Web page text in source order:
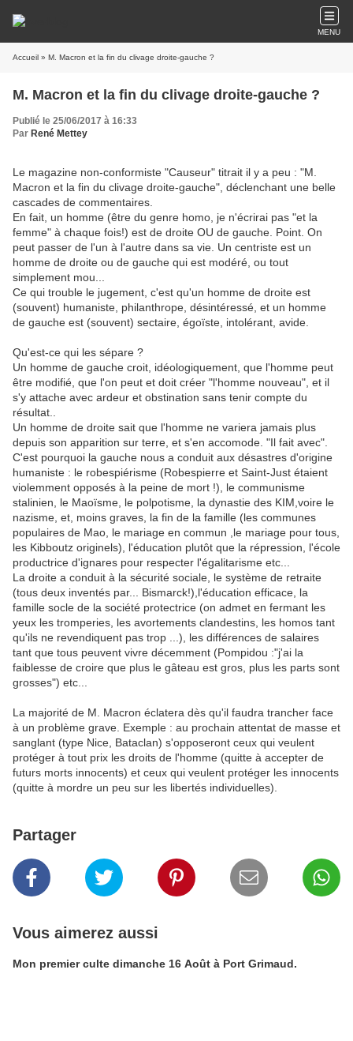
MENU
Accueil » M. Macron et la fin du clivage droite-gauche ?
M. Macron et la fin du clivage droite-gauche ?
Publié le 25/06/2017 à 16:33
Par René Mettey
Le magazine non-conformiste "Causeur" titrait il y a peu : "M.
Macron et la fin du clivage droite-gauche", déclenchant une belle
cascades de commentaires.
En fait, un homme (être du genre homo, je n'écrirai pas "et la
femme" à chaque fois!) est de droite OU de gauche. Point. On
peut passer de l'un à l'autre dans sa vie. Un centriste est un
homme de droite ou de gauche qui est modéré, ou tout
simplement mou...
Ce qui trouble le jugement, c'est qu'un homme de droite est
(souvent) humaniste, philanthrope, désintéressé, et un homme
de gauche est (souvent) sectaire, égoïste, intolérant, avide.
Qu'est-ce qui les sépare ?
Un homme de gauche croit, idéologiquement, que l'homme peut
être modifié, que l'on peut et doit créer "l'homme nouveau", et il
s'y attache avec ardeur et obstination sans tenir compte du
résultat..
Un homme de droite sait que l'homme ne variera jamais plus
depuis son apparition sur terre, et s'en accomode. "Il fait avec".
C'est pourquoi la gauche nous a conduit aux désastres d'origine
humaniste : le robespiérisme (Robespierre et Saint-Just étaient
violemment opposés à la peine de mort !), le communisme
stalinien, le Maoïsme, le polpotisme, la dynastie des KIM,voire le
nazisme, et, moins graves, la fin de la famille (les communes
populaires de Mao, le mariage en commun ,le mariage pour tous,
les Kibboutz originels), l'éducation plutôt que la répression, l'école
productrice d'ignares pour respecter l'égalitarisme etc...
La droite a conduit à la sécurité sociale, le système de retraite
(tous deux inventés par... Bismarck!),l'éducation efficace, la
famille socle de la société protectrice (on admet en fermant les
yeux les tromperies, les avortements clandestins, les homos tant
qu'ils ne revendiquent pas trop ...), les différences de salaires
tant que tous peuvent vivre décemment (Pompidou :"j'ai la
faiblesse de croire que plus le gâteau est gros, plus les parts sont
grosses") etc...
La majorité de M. Macron éclatera dès qu'il faudra trancher face
à un problème grave. Exemple : au prochain attentat de masse et
sanglant (type Nice, Bataclan) s'opposeront ceux qui veulent
protéger à tout prix les droits de l'homme (quitte à accepter de
futurs morts innocents) et ceux qui veulent protéger les innocents
(quitte à mordre un peu sur les libertés individuelles).
Partager
Vous aimerez aussi
Mon premier culte dimanche 16 Août à Port Grimaud.